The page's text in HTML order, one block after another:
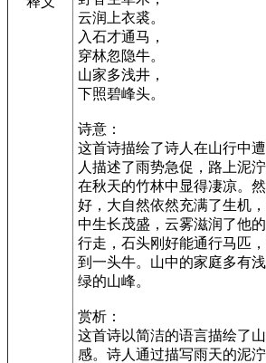
云润上衣裘。
入石才通马，
穿林忽隐牛。
山家多浅井，
下照碧峰头。
诗意：
这首诗描绘了诗人在山行中
人描述了雨势急促，路上泥
在秋天的竹林中显得凄凉。
好，大自然依然充满了生机
中生长茂盛，云雾滋润了他
行走，石头刚好能通行马匹
到一头牛。山中的家庭多有
绿的山峰。
赏析：
这首诗以简洁的语言描绘了
感。诗人通过描写雨天的泥